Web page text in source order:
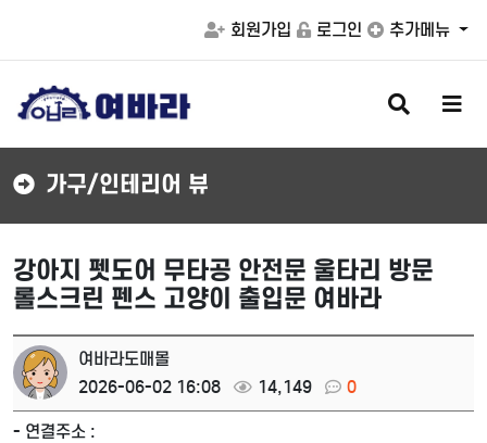
회원가입 로그인 추가메뉴
검
색
버
메
버
가구/인테리어 뷰
강아지 펫도어 무타공 안전문 울타리 방문
롤스크린 펜스 고양이 출입문 여바라
여바라도매몰
2026-06-02 16:08
14,149 0
- 연결주소 :